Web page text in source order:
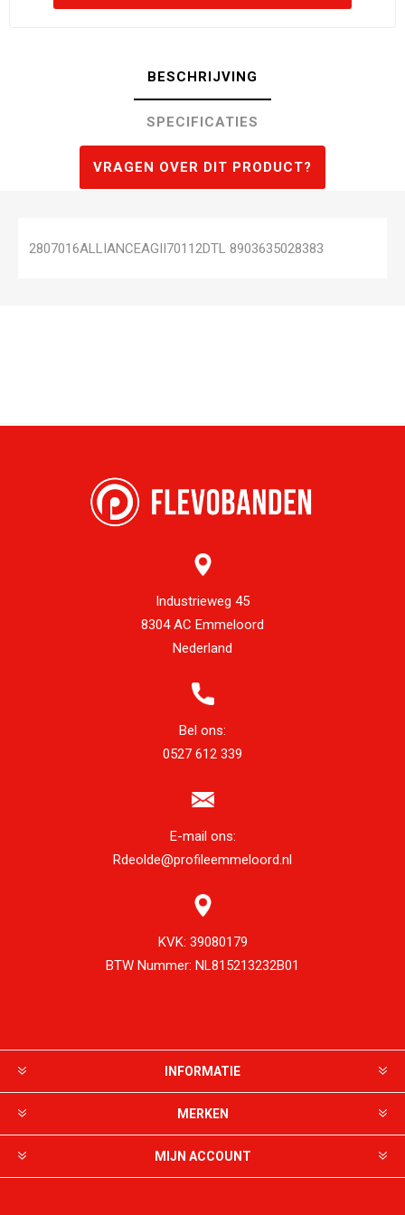
BESCHRIJVING
SPECIFICATIES
VRAGEN OVER DIT PRODUCT?
2807016ALLIANCEAGII70112DTL 8903635028383
Industrieweg 45
8304 AC Emmeloord
Nederland
Bel ons:
0527 612 339
E-mail ons:
Rdeolde@profileemmeloord.nl
KVK: 39080179
BTW Nummer: NL815213232B01
INFORMATIE
MERKEN
MIJN ACCOUNT